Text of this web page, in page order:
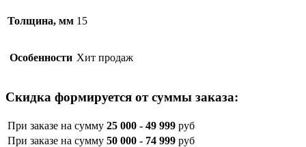
Толщина, мм 15
Особенности Хит продаж
Скидка формируется от суммы заказа:
При заказе на сумму 25 000 - 49 999 руб
При заказе на сумму 50 000 - 74 999 руб